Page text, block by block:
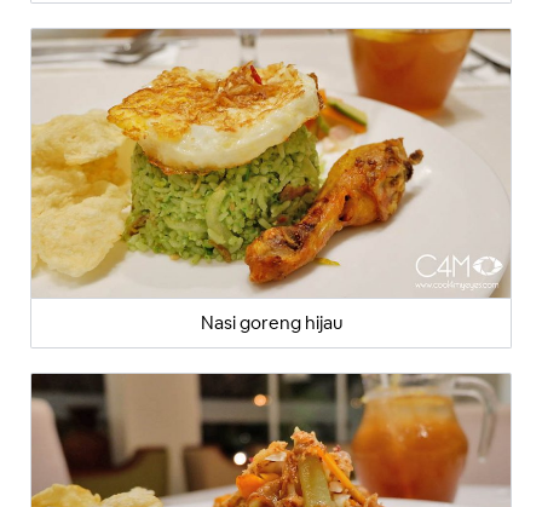
Nasi goreng hijau